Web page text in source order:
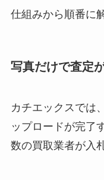
仕組みから順番に
写真だけで査定
カチエックスでは
ップロードが完了
数の買取業者が入